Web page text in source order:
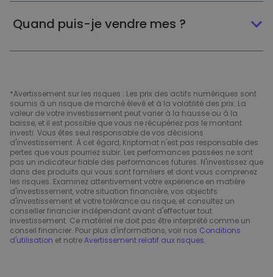
Quand puis-je vendre mes ?
*Avertissement sur les risques : Les prix des actifs numériques sont
soumis à un risque de marché élevé et à la volatilité des prix. La
valeur de votre investissement peut varier à la hausse ou à la
baisse, et il est possible que vous ne récupériez pas le montant
investi. Vous êtes seul responsable de vos décisions
d'investissement. À cet égard, Kriptomat n'est pas responsable des
pertes que vous pourriez subir. Les performances passées ne sont
pas un indicateur fiable des performances futures. N'investissez que
dans des produits qui vous sont familiers et dont vous comprenez
les risques. Examinez attentivement votre expérience en matière
d'investissement, votre situation financière, vos objectifs
d'investissement et votre tolérance au risque, et consultez un
conseiller financier indépendant avant d'effectuer tout
investissement. Ce matériel ne doit pas être interprété comme un
conseil financier. Pour plus d'informations, voir nos Conditions
d'utilisation et notreAvertissement relatif aux risques.